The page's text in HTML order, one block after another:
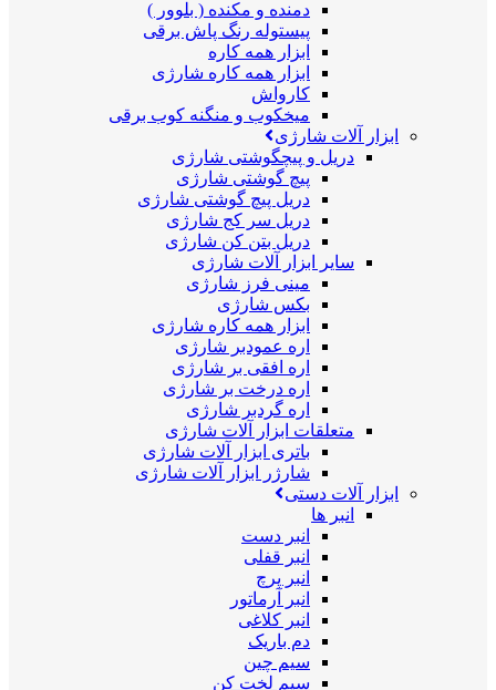
دمنده و مکنده ( بلوور )
پیستوله رنگ پاش برقی
ابزار همه کاره
ابزار همه کاره شارژی
کارواش
میخکوب و منگنه کوب برقی
ابزار آلات شارژی
دریل و پیچگوشتی شارژی
پیچ گوشتی شارژی
دریل پیچ گوشتی شارژی
دریل سر کج شارژی
دریل بتن کن شارژی
سایر ابزار آلات شارژی
مینی فرز شارژی
بکس شارژی
ابزار همه کاره شارژی
اره عمودبر شارژی
اره افقی بر شارژی
اره درخت بر شارژی
اره گردبر شارژی
متعلقات ابزار آلات شارژی
باتری ابزار آلات شارژی
شارژر ابزار آلات شارژی
ابزار آلات دستی
انبر ها
انبر دست
انبر قفلی
انبر پرچ
انبر آرماتور
انبر کلاغی
دم باریک
سیم چین
سیم لخت کن